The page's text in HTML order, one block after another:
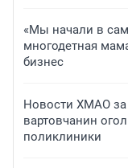
«Мы начали в
многодетная
бизнес
Новости ХМАО за
вартовчанин
поликлиники